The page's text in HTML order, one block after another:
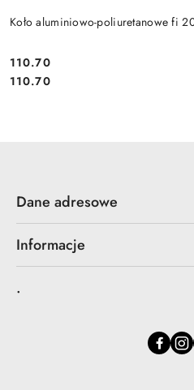
Koło aluminiowo-poliuretanowe fi
Cena:
110.70
Cena:
110.70
Dane adresowe
Informacje
.